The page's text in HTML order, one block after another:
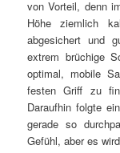
von Vorteil, denn
Höhe ziemlich
abgesichert und
extrem brüchige
optimal, mobile
festen Griff zu
Daraufhin folgte
gerade so
Gefühl, aber es